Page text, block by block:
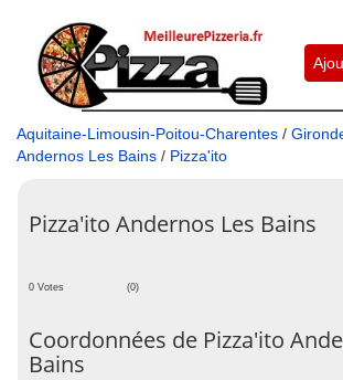
Aquitaine-Limousin-Poitou-Charentes /
Andernos Les Bains / Pizza'ito
Pizza'ito Andernos Les Bains
0 Votes (0)
Coordonnées de Pizza'ito
Bains